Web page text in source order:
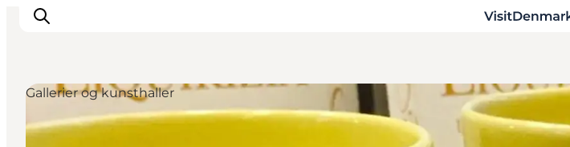
Inspiration
Gallerier og kunsthaller